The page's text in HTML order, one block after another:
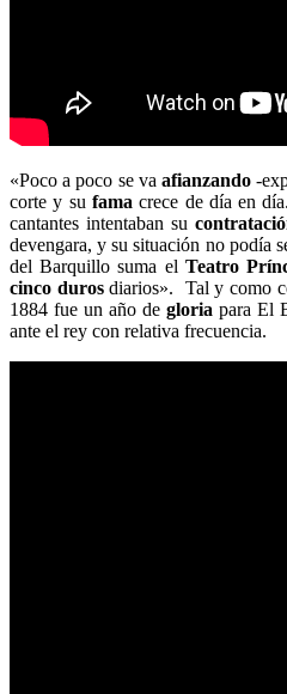
«Poco a poco se va afianzando-
corte y su fama crece de día en
cantantes intentaban su
devengara, y su situación no podía
del Barquillo suma el Teatro
cinco durosdiarios». Tal y como
1884 fue un año de gloria para El
ante el rey con relativa frecuencia.